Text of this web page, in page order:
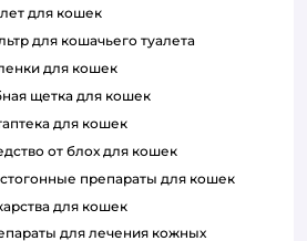
для кошек
для кошачьего туалета
для кошек
щетка для кошек
для кошек
от блох для кошек
препараты для кошек
для кошек